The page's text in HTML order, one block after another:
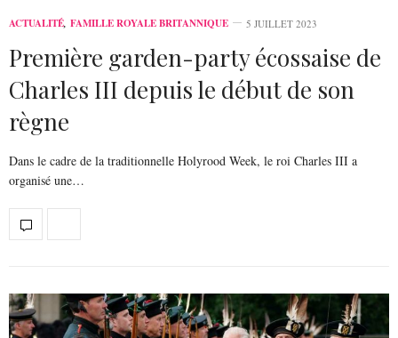
ACTUALITÉ, FAMILLE ROYALE BRITANNIQUE 5 JUILLET 2023
Première garden-party écossaise de
Charles III depuis le début de son
règne
Dans le cadre de la traditionnelle Holyrood Week, le roi Charles III a
organisé une…